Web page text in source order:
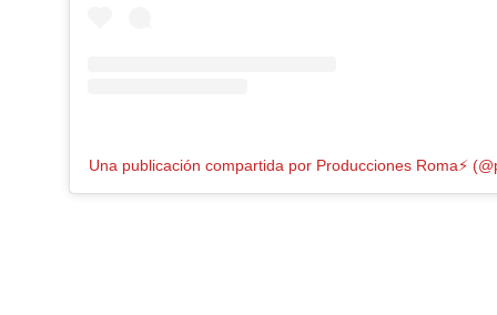
Una publicación compartida por Producciones Roma⚡️